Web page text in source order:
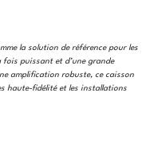
la solution de référence pour les
fois puissant et d’une grande
amplification robuste, ce caisson
haute-fidélité et les installations